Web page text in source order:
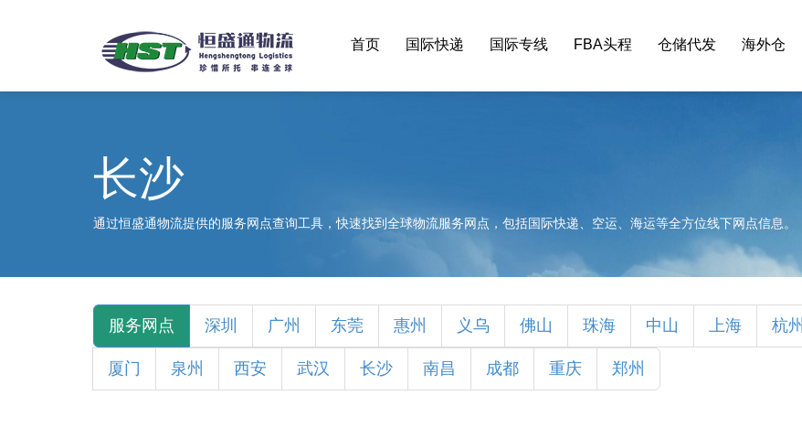
首页 国际快递 国际专线 FBA头程 仓储代发 海外仓
长沙
通过恒盛通物流提供的服务网点查询工具，快速找到全球物流服务网点，包括国际快递、空运、海运等全方位线下网点信息。
服务网点 深圳 广州 东莞 惠州 义乌 佛山 珠海 中山 上海 杭州
厦门 泉州 西安 武汉 长沙 南昌 成都 重庆 郑州